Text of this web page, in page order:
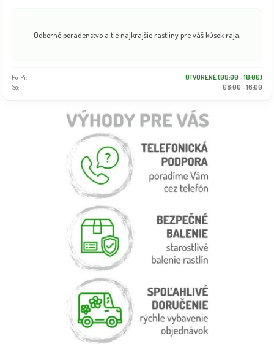
Odborné poradenstvo a tie najkrajšie rastliny pre váš kúsok raja.
Po-Pi:
OTVORENÉ (08:00 - 18:00)
So:
08:00 - 16:00